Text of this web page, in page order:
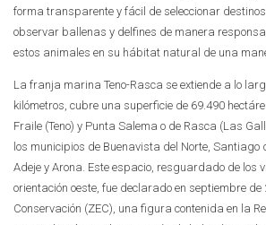
forma transparente y fácil de seleccionar
observar ballenas y delfines de manera
estos animales en su hábitat natural de una
La franja marina Teno-Rasca se extiende a lo
kilómetros, cubre una superficie de 69.490
Fraile (Teno) y Punta Salema o de Rasca (Las
los municipios de Buenavista del Norte, Santiago
Adeje y Arona. Este espacio, resguardado de los
orientación oeste, fue declarado en septiembre
Conservación (ZEC), una figura contenida en la